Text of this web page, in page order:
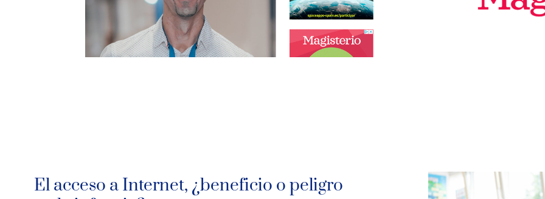
El acceso a Internet, ¿beneficio o peligro